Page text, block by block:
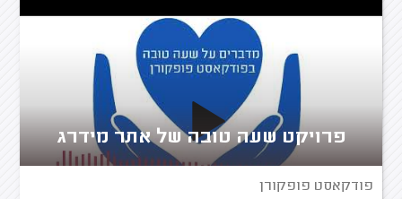
פרויקט שעה טובה של אתר מידרג
פודקאסט פופקורן